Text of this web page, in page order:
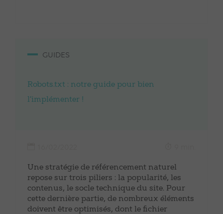
GUIDES
Robots.txt : notre guide pour bien
l’implémenter !
Une stratégie de référencement naturel
repose sur trois piliers : la popularité, les
contenus, le socle technique du site. Pour
cette dernière partie, de nombreux éléments
doivent être optimisés, dont le fichier